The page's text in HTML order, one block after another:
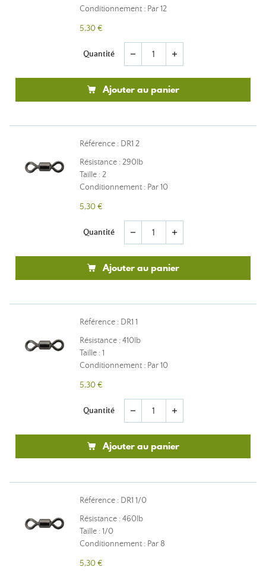
Conditionnement : Par 12
5,30 €
Quantité remove add
Ajouter au panier
Référence : DR1 2
Résistance : 290lb
Taille : 2
Conditionnement : Par 10
5,30 €
Quantité remove add
Ajouter au panier
Référence : DR1 1
Résistance : 410lb
Taille : 1
Conditionnement : Par 10
5,30 €
Quantité remove add
Ajouter au panier
Référence : DR1 1/0
Résistance : 460lb
Taille : 1/0
Conditionnement : Par 8
5,30 €